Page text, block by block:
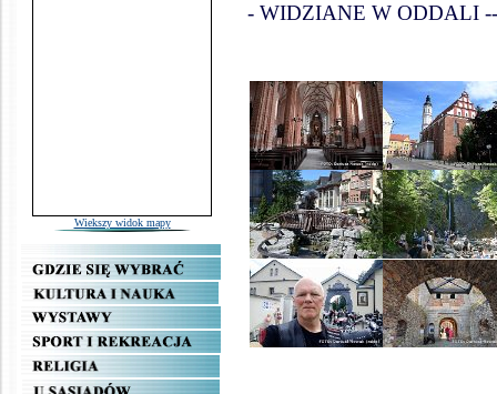
Wiekszy widok mapy
- WIDZIANE W ODDALI